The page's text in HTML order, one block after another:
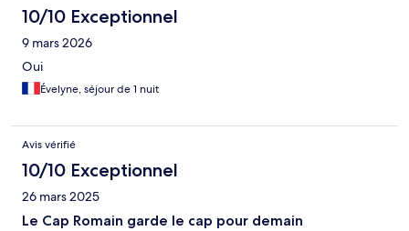
10/10 Exceptionnel
9 mars 2026
Oui
Évelyne, séjour de 1 nuit
Avis vérifié
10/10 Exceptionnel
26 mars 2025
Le Cap Romain garde le cap pour demain